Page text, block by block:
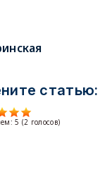
статью:
5 (2 голосов)